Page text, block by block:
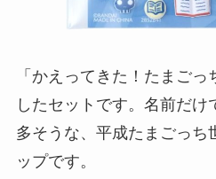
「かえってきた！たまご
したセットです。名前だけ
多そうな、平成たまごっち
ップです。